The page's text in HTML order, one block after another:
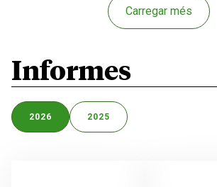
Carregar més
Informes
2026 2025